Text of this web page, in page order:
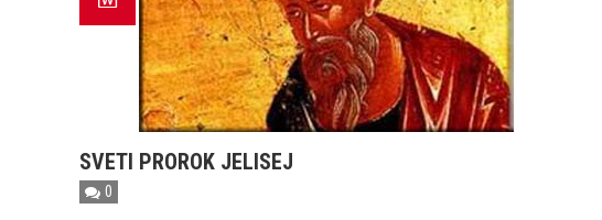
SVETI PROROK JELISEJ
0